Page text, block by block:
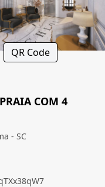
QR Code
COM 4
- SC